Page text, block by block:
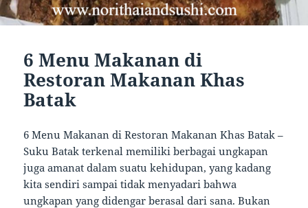
6 Menu Makanan di
Restoran Makanan Khas
Batak
6 Menu Makanan di Restoran Makanan Khas Batak –
Suku Batak terkenal memiliki berbagai ungkapan
juga amanat dalam suatu kehidupan, yang kadang
kita sendiri sampai tidak menyadari bahwa
ungkapan yang didengar berasal dari sana. Bukan